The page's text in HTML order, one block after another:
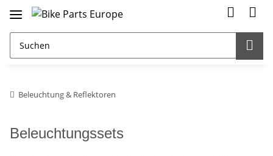
Beleuchtung & Reflektoren
Beleuchtungssets